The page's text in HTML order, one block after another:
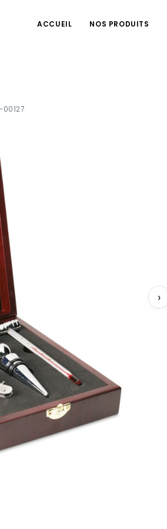
ACCUEIL NOS PRODUITS
00127
›